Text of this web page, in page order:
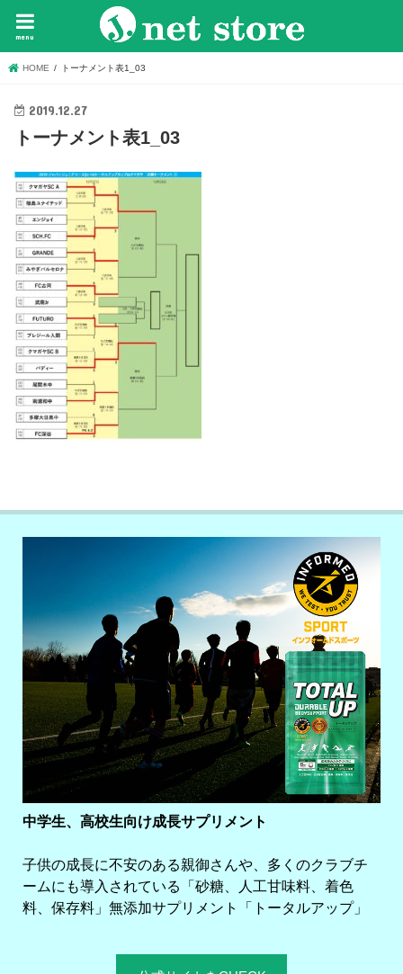
menu
HOME トーナメント表1_03
2019.12.27
トーナメント表1_03
中学生、高校生向け成長サプリメント
子供の成長に不安のある親御さんや、多くのクラブチ
ームにも導入されている「砂糖、人工甘味料、着色
料、保存料」無添加サプリメント「トータルアップ」